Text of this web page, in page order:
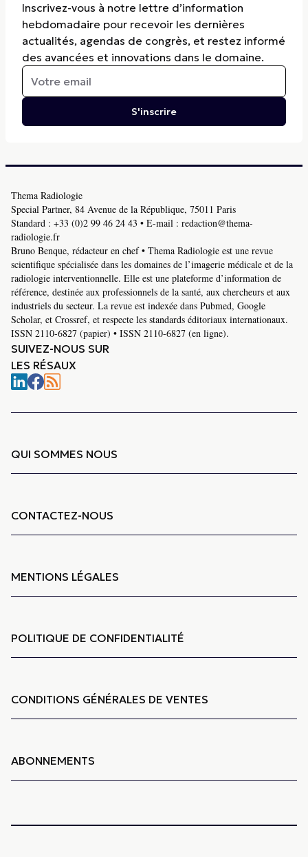
Inscrivez-vous à notre lettre d’information
hebdomadaire pour recevoir les dernières
actualités, agendas de congrès, et restez informé
des avancées et innovations dans le domaine.
S'inscrire
Thema Radiologie
Special Partner, 84 Avenue de la République, 75011 Paris
Standard : +33 (0)2 99 46 24 43 • E-mail : redaction@thema-
radiologie.fr
Bruno Benque, rédacteur en chef • Thema Radiologie est une revue
scientifique spécialisée dans les domaines de l’imagerie médicale et de la
radiologie interventionnelle. Elle est une plateforme d’information de
référence, destinée aux professionnels de la santé, aux chercheurs et aux
industriels du secteur. La revue est indexée dans Pubmed, Google
Scholar, et Crossref, et respecte les standards éditoriaux internationaux.
ISSN 2110-6827 (papier) • ISSN 2110-6827 (en ligne).
SUIVEZ-NOUS SUR
LES RÉSAUX
QUI SOMMES NOUS
CONTACTEZ-NOUS
MENTIONS LÉGALES
POLITIQUE DE CONFIDENTIALITÉ
CONDITIONS GÉNÉRALES DE VENTES
ABONNEMENTS